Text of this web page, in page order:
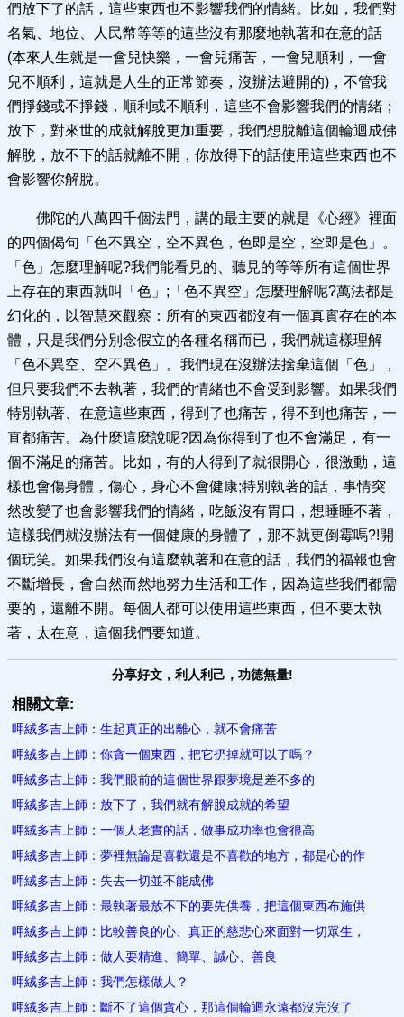
們放下了的話，這些東西也不影響我們的情緒。比如，我們對
名氣、地位、人民幣等等的這些沒有那麼地執著和在意的話
(本來人生就是一會兒快樂，一會兒痛苦，一會兒順利，一會
兒不順利，這就是人生的正常節奏，沒辦法避開的)，不管我
們掙錢或不掙錢，順利或不順利，這些不會影響我們的情緒；
放下，對來世的成就解脫更加重要，我們想脫離這個輪迴成佛
解脫，放不下的話就離不開，你放得下的話使用這些東西也不
會影響你解脫。
佛陀的八萬四千個法門，講的最主要的就是《心經》裡面
的四個偈句「色不異空，空不異色，色即是空，空即是色」。
「色」怎麼理解呢?我們能看見的、聽見的等等所有這個世界
上存在的東西就叫「色」;「色不異空」怎麼理解呢?萬法都是
幻化的，以智慧來觀察：所有的東西都沒有一個真實存在的本
體，只是我們分別念假立的各種名稱而已，我們就這樣理解
「色不異空、空不異色」。我們現在沒辦法捨棄這個「色」，
但只要我們不去執著，我們的情緒也不會受到影響。如果我們
特別執著、在意這些東西，得到了也痛苦，得不到也痛苦，一
直都痛苦。為什麼這麼說呢?因為你得到了也不會滿足，有一
個不滿足的痛苦。比如，有的人得到了就很開心，很激動，這
樣也會傷身體，傷心，身心不會健康;特別執著的話，事情突
然改變了也會影響我們的情緒，吃飯沒有胃口，想睡睡不著，
這樣我們就沒辦法有一個健康的身體了，那不就更倒霉嗎?!開
個玩笑。如果我們沒有這麼執著和在意的話，我們的福報也會
不斷增長，會自然而然地努力生活和工作，因為這些我們都需
要的，還離不開。每個人都可以使用這些東西，但不要太執
著，太在意，這個我們要知道。
分享好文，利人利己，功德無量!
相關文章:
呷絨多吉上師：生起真正的出離心，就不會痛苦
呷絨多吉上師：你貪一個東西，把它扔掉就可以了嗎？
呷絨多吉上師：我們眼前的這個世界跟夢境是差不多的
呷絨多吉上師：放下了，我們就有解脫成就的希望
呷絨多吉上師：一個人老實的話，做事成功率也會很高
呷絨多吉上師：夢裡無論是喜歡還是不喜歡的地方，都是心的作
呷絨多吉上師：失去一切並不能成佛
呷絨多吉上師：最執著最放不下的要先供養，把這個東西布施供
呷絨多吉上師：比較善良的心、真正的慈悲心來面對一切眾生，
呷絨多吉上師：做人要精進、簡單、誠心、善良
呷絨多吉上師：我們怎樣做人？
呷絨多吉上師：斷不了這個貪心，那這個輪迴永遠都沒完沒了